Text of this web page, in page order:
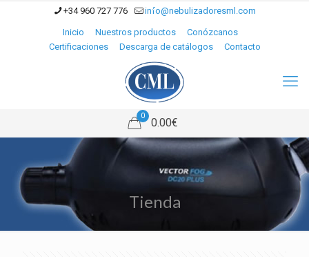
+34 960 727 776 info@nebulizadoresml.com
Inicio Nuestros productos
Conózcanos
Certificaciones
Descarga de catálogos Contacto
0
0.00€
Tienda